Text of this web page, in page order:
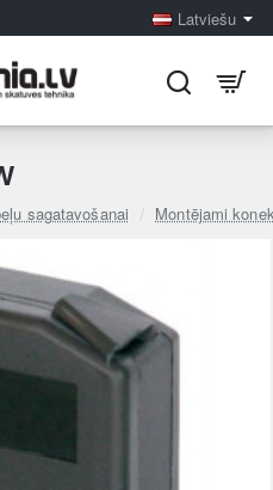
Latviešu
sagatavošanai Montējami